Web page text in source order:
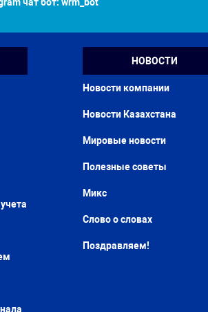
НОВОСТИ
Новости компании
Новости Казахстана
Мировые новости
Полезные советы
Микс
Слово о словах
Поздравляем!